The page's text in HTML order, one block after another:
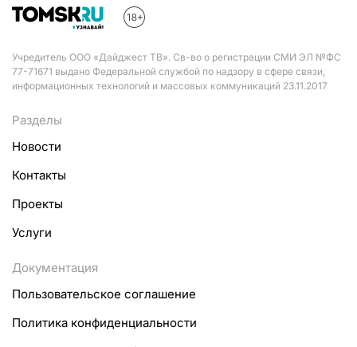
Учредитель ООО «Дайджест ТВ». Св-во о регистрации СМИ ЭЛ №ФС
77-71671 выдано Федеральной службой по надзору в сфере связи,
информационных технологий и массовых коммуникаций 23.11.2017
Разделы
Новости
Контакты
Проекты
Услуги
Документация
Пользовательское соглашение
Политика конфиденциальности